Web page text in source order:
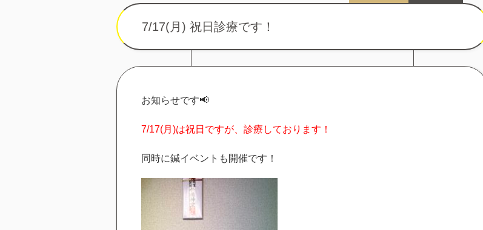
7/17(月) 祝日診療です！
お知らせです📢
7/17(月)は祝日ですが、診療しております！
同時に鍼イベントも開催です！